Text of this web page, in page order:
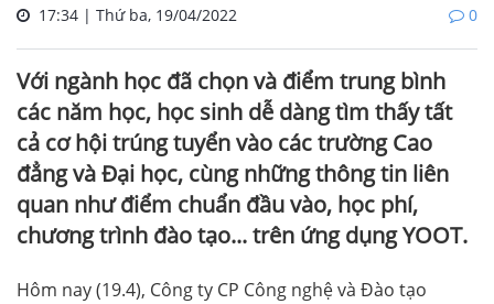
17:34 | Thứ ba, 19/04/2022 0
Với ngành học đã chọn và điểm trung bình
các năm học, học sinh dễ dàng tìm thấy tất
cả cơ hội trúng tuyển vào các trường Cao
đẳng và Đại học, cùng những thông tin liên
quan như điểm chuẩn đầu vào, học phí,
chương trình đào tạo... trên ứng dụng YOOT.
Hôm nay (19.4), Công ty CP Công nghệ và Đào tạo